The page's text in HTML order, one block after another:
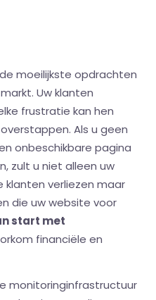
moeilijkste opdrachten
Uw klanten
frustratie kan hen
Als u geen
onbeschikbare pagina
zult u niet alleen uw
verliezen maar
die uw website voor
start met
financiële en
monitoringinfrastructuur